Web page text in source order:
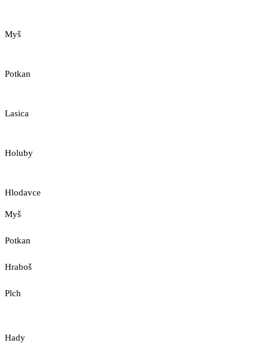
Myš
Potkan
Lasica
Holuby
Hlodavce
Myš
Potkan
Hraboš
Plch
Hady